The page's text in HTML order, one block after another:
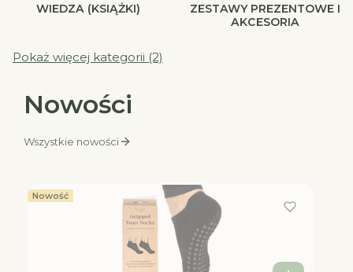
WIEDZA (KSIĄŻKI)
ZESTAWY PREZENTOWE I
AKCESORIA
Pokaż więcej kategorii (2)
Nowości
Wszystkie nowości
Nowość